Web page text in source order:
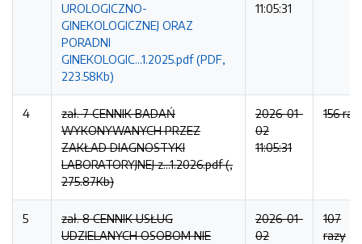
UROLOGICZNO-
GINEKOLOGICZNEJ ORAZ
PORADNI
GINEKOLOGIC...1.2025.pdf (PDF,
223.58Kb)
11:05:31
4
zał. 7 CENNIK BADAŃ
WYKONYWANYCH PRZEZ
ZAKŁAD DIAGNOSTYKI
LABORATORYJNEJ z...1.2026.pdf (,
275.87Kb)
2026-01-
02
11:05:31
156
5
zał. 8 CENNIK USŁUG
UDZIELANYCH OSOBOM NIE
2026-01-
02
107
razy